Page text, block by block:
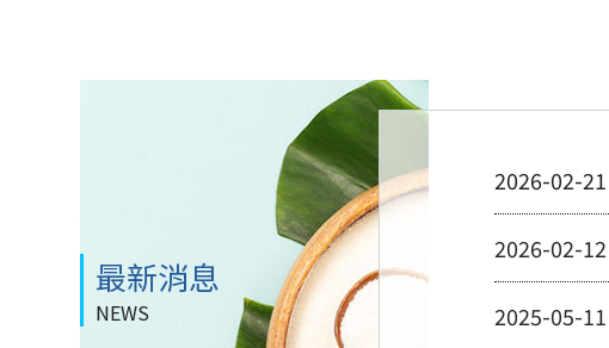
最新消息
NEWS
2026-02-21
2026-02-12
2025-05-11